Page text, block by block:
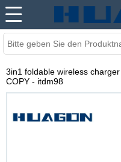
3in1 foldable wireless
COPY - itdm98